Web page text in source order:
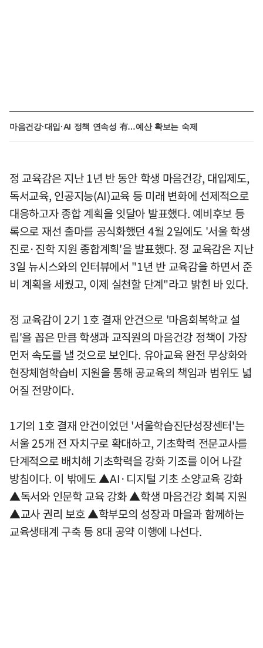
마음건강·대입·AI 정책 연속성 有…예산 확보는 숙제
정 교육감은 지난 1년 반 동안 학생 마음건강, 대입제도,
독서교육, 인공지능(AI)교육 등 미래 변화에 선제적으로
대응하고자 종합 계획을 잇달아 발표했다. 예비후보 등
록으로 재선 출마를 공식화했던 4월 2일에도 '서울 학생
진로·진학 지원 종합계획'을 발표했다. 정 교육감은 지난
3일 뉴시스와의 인터뷰에서 "1년 반 교육감을 하면서 준
비 계획을 세웠고, 이제 실천할 단계"라고 밝힌 바 있다.
정 교육감이 2기 1호 결재 안건으로 '마음회복학교 설
립'을 꼽은 만큼 학생과 교직원의 마음건강 정책이 가장
먼저 속도를 낼 것으로 보인다. 유아교육 완전 무상화와
현장체험학습비 지원을 통해 공교육의 책임과 범위도 넓
어질 전망이다.
1기의 1호 결재 안건이었던 '서울학습진단성장센터'는
서울 25개 전 자치구로 확대하고, 기초학력 전문교사를
단계적으로 배치해 기초학력을 강화 기조를 이어 나갈
방침이다. 이 밖에도 ▲AI·디지털 기초 소양교육 강화
▲독서와 인문학 교육 강화 ▲학생 마음건강 회복 지원
▲교사 권리 보호 ▲학부모의 성장과 마을과 함께하는
교육생태계 구축 등 8대 공약 이행에 나선다.